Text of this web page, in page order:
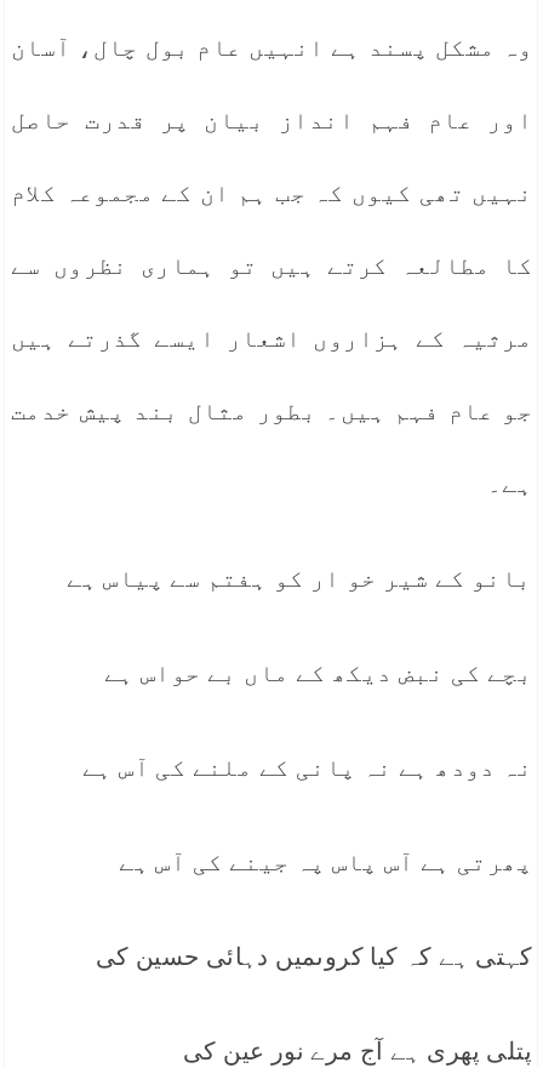
وہ مشکل پسند ہے انہیں عام بول چال، آسان
اور عام فہم انداز بیان پر قدرت حاصل
نہیں تھی کیوں کہ جب ہم ان کے مجموعہ کلام
کا مطالعہ کرتے ہیں تو ہماری نظروں سے
مرثیہ کے ہزاروں اشعار ایسے گذرتے ہیں
جو عام فہم ہیں۔ بطور مثال بند پیش خدمت
ہے۔
ٍبانو کے شیر خو ار کو ہفتم سے پیاس ہے
بچے کی نبض دیکھ کے ماں بے حواس ہے
نہ دودھ ہے نہ پانی کے ملنے کی آس ہے
پھرتی ہے آس پاس پہ جینے کی آس ہے
کہتی ہے کہ کیا کروںمیں دہائی حسین کی
پتلی پھری ہے آج مرے نور عین کی